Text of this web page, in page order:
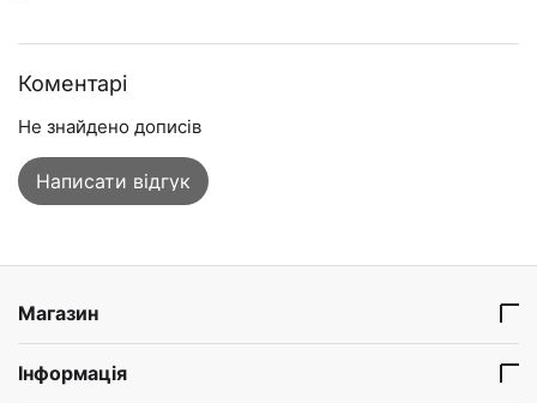
Коментарі
Не знайдено дописів
Написати відгук
Магазин
Інформація